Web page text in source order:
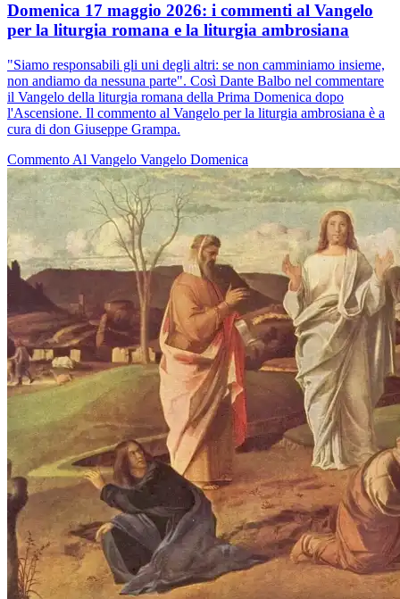
Domenica 17 maggio 2026: i commenti al Vangelo
per la liturgia romana e la liturgia ambrosiana
"Siamo responsabili gli uni degli altri: se non camminiamo insieme,
non andiamo da nessuna parte". Così Dante Balbo nel commentare
il Vangelo della liturgia romana della Prima Domenica dopo
l'Ascensione. Il commento al Vangelo per la liturgia ambrosiana è a
cura di don Giuseppe Grampa.
Commento Al Vangelo Vangelo Domenica